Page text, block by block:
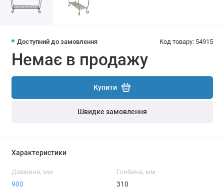
Доступний до замовлення Код товару: 54915
Немає в продажу
Купити
Швидке замовлення
Характеристики
Довжина, мм
900
Глибина, мм
310